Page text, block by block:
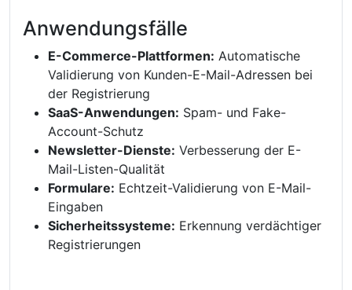
Anwendungsfälle
E-Commerce-Plattformen: Automatische
Validierung von Kunden-E-Mail-Adressen bei
der Registrierung
SaaS-Anwendungen: Spam- und Fake-
Account-Schutz
Newsletter-Dienste: Verbesserung der E-
Mail-Listen-Qualität
Formulare: Echtzeit-Validierung von E-Mail-
Eingaben
Sicherheitssysteme: Erkennung verdächtiger
Registrierungen